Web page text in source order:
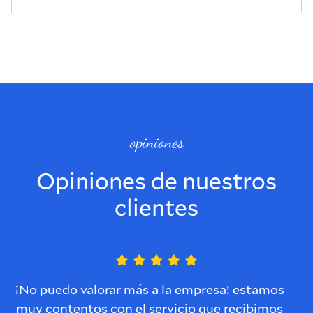
opiniones
Opiniones de nuestros
clientes
¡No puedo valorar más a la empresa! estamos
muy contentos con el servicio que recibimos